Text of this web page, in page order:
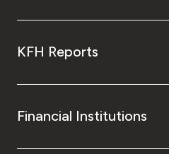
KFH Reports
Financial Institutions